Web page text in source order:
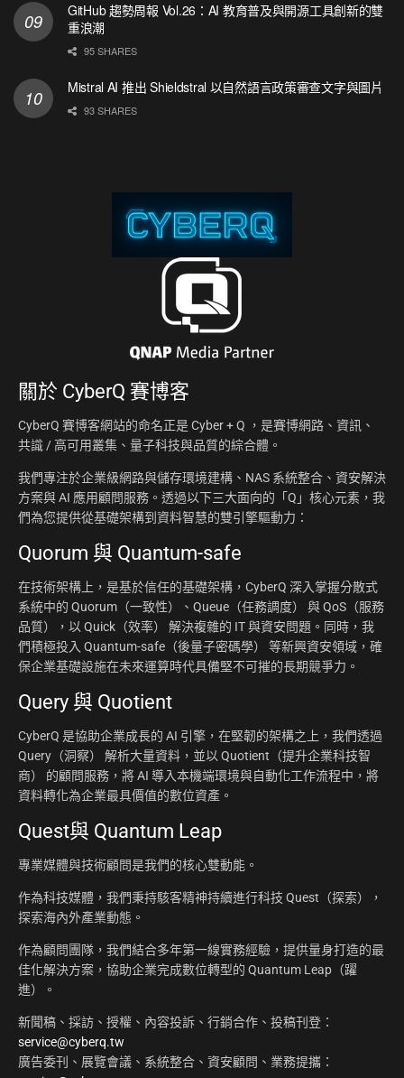
GitHub 趨勢周報 Vol.26：AI 教育普及與開源工具創新的雙
重浪潮
95 SHARES
Mistral AI 推出 Shieldstral 以自然語言政策審查文字與圖片
93 SHARES
關於 CyberQ 賽博客
CyberQ 賽博客網站的命名正是 Cyber + Q ，是賽博網路、資訊、
共識 / 高可用叢集、量子科技與品質的綜合體。
我們專注於企業級網路與儲存環境建構、NAS 系統整合、資安解決
方案與 AI 應用顧問服務。透過以下三大面向的「Q」核心元素，我
們為您提供從基礎架構到資料智慧的雙引擎驅動力：
Quorum 與 Quantum-safe
在技術架構上，是基於信任的基礎架構，CyberQ 深入掌握分散式
系統中的 Quorum（一致性）、Queue（任務調度） 與 QoS（服務
品質），以 Quick（效率） 解決複雜的 IT 與資安問題。同時，我
們積極投入 Quantum-safe（後量子密碼學） 等新興資安領域，確
保企業基礎設施在未來運算時代具備堅不可摧的長期競爭力。
Query 與 Quotient
CyberQ 是協助企業成長的 AI 引擎，在堅韌的架構之上，我們透過
Query（洞察） 解析大量資料，並以 Quotient（提升企業科技智
商） 的顧問服務，將 AI 導入本機端環境與自動化工作流程中，將
資料轉化為企業最具價值的數位資產。
Quest與 Quantum Leap
專業媒體與技術顧問是我們的核心雙動能。
作為科技媒體，我們秉持駭客精神持續進行科技 Quest（探索），
探索海內外產業動態。
作為顧問團隊，我們結合多年第一線實務經驗，提供量身打造的最
佳化解決方案，協助企業完成數位轉型的 Quantum Leap（躍
進）。
新聞稿、採訪、授權、內容投訴、行銷合作、投稿刊登：
service@cyberq.tw
廣告委刊、展覽會議、系統整合、資安顧問、業務提攜：